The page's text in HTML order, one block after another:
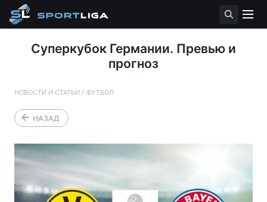
Суперкубок Германии. Превью и
прогноз
НОВОСТИ И СТАТЬИ / ФУТБОЛ
НАЗАД